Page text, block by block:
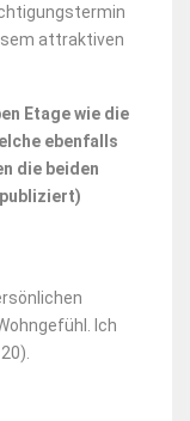
attraktiven
Etage wie die
ebenfalls
die beiden
publiziert)
Ich